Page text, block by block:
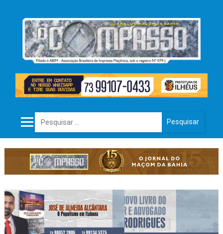
Pesquisar por: